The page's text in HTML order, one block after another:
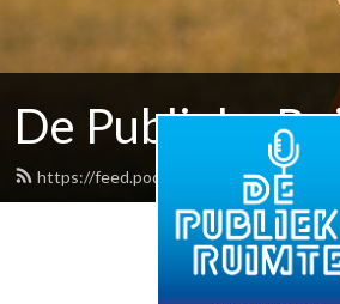
De Publieke
https://feed.podbean.com/